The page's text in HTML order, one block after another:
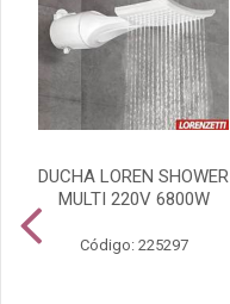
DUCHA LOREN SHOWER
MULTI 220V 6800W
Código: 225297